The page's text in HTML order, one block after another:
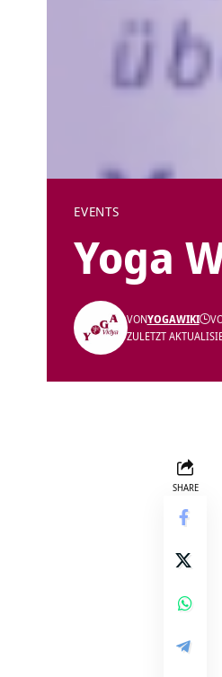
EVENTS
Yoga
ZULETZT
VONYOGAWIKI
SHARE